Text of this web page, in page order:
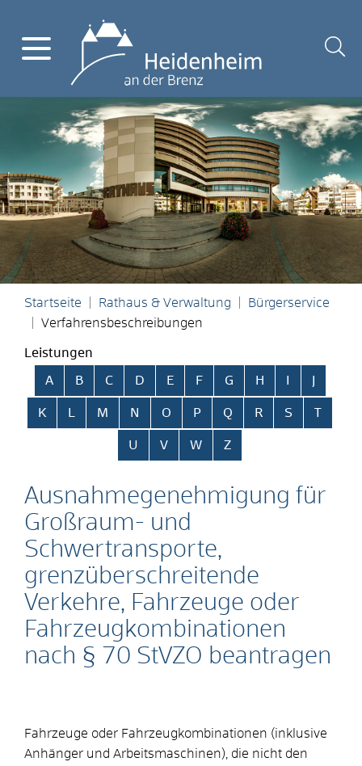
Startseite Rathaus & Verwaltung
Bürgerservice
Verfahrensbeschreibungen
Leistungen
Alphabetisches Register überspringen
A B C D E F G H
K L M N O P Q R S T
U V W Z
Ausnahmegenehmigung für
Großraum- und
Schwertransporte,
grenzüberschreitende
Verkehre, Fahrzeuge oder
Fahrzeugkombinationen
nach § 70 StVZO beantragen
Fahrzeuge oder Fahrzeugkombinationen (inklusive
Anhänger und Arbeitsmaschinen), die nicht den